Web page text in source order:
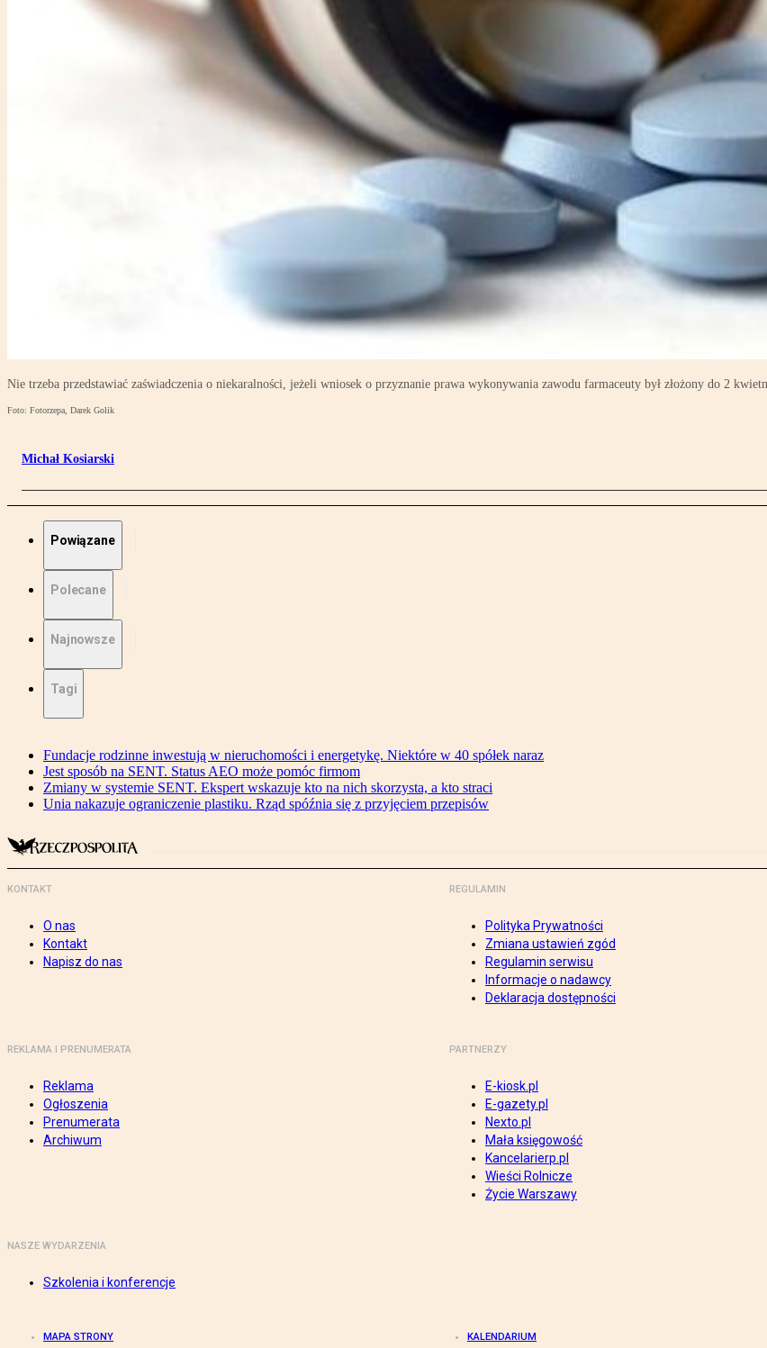
Nie trzeba przedstawiać zaświadczenia o niekaralności, jeżeli wniosek o przyznanie prawa wykonywania zawodu farmaceuty był złożony do 2
Foto: Fotorzepa, Darek Golik
Michał Kosiarski
Powiązane
Polecane
Najnowsze
Tagi
Fundacje rodzinne inwestują w nieruchomości i energetykę. Niektóre w 40 spółek naraz
Jest sposób na SENT. Status AEO może pomóc firmom
Zmiany w systemie SENT. Ekspert wskazuje kto na nich skorzysta, a kto straci
Unia nakazuje ograniczenie plastiku. Rząd spóźnia się z przyjęciem przepisów
KONTAKT
O nas
Kontakt
Napisz do nas
REGULAMIN
Polityka Prywatności
Zmiana ustawień zgód
Regulamin serwisu
Informacje o nadawcy
Deklaracja dostępności
REKLAMA I PRENUMERATA
Reklama
Ogłoszenia
Prenumerata
Archiwum
PARTNERZY
E-kiosk.pl
E-gazety.pl
Nexto.pl
Mała księgowość
Kancelarierp.pl
Wieści Rolnicze
Życie Warszawy
NASZE WYDARZENIA
Szkolenia i konferencje
MAPA STRONY KALENDARIUM